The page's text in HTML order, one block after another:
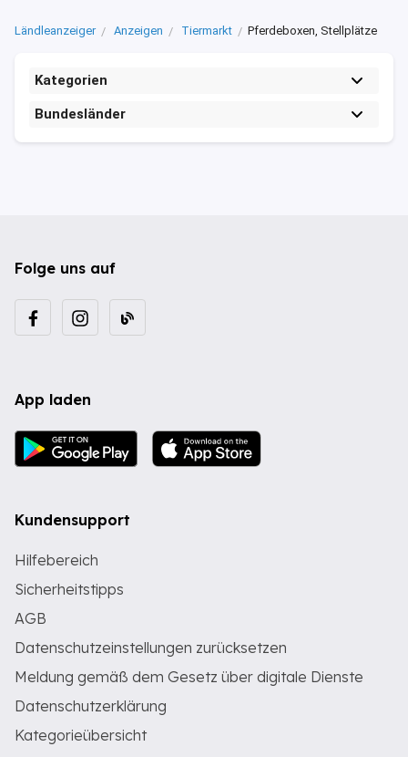
Ländleanzeiger Anzeigen Tiermarkt Pferdeboxen, Stellplätze
Kategorien
Bundesländer
Folge uns auf
App laden
Kundensupport
Hilfebereich
Sicherheitstipps
AGB
Datenschutzeinstellungen zurücksetzen
Meldung gemäß dem Gesetz über digitale Dienste
Datenschutzerklärung
Kategorieübersicht